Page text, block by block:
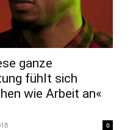
ganze
fühlt sich
wie Arbeit an«
0